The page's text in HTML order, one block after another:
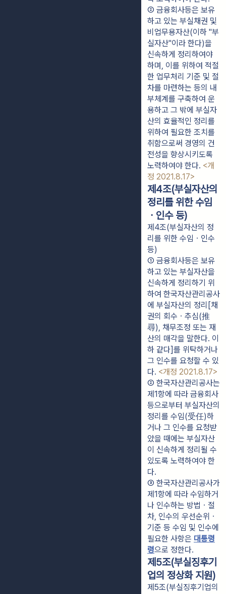
② 금융회사등은 보유
하고 있는 부실채권 및
비업무용자산(이하 "부
실자산"이라 한다)을
신속하게 정리하여야
하며, 이를 위하여 적절
한 업무처리 기준 및 절
차를 마련하는 등의 내
부체계를 구축하여 운
용하고 그 밖에 부실자
산의 효율적인 정리를
위하여 필요한 조치를
취함으로써 경영의 건
전성을 향상시키도록
노력하여야 한다. <개
정 2021.8.17>
제4조(부실자산의
정리를 위한 수임
ㆍ인수 등)
제4조(부실자산의 정
리를 위한 수임ㆍ인수
등)
① 금융회사등은 보유
하고 있는 부실자산을
신속하게 정리하기 위
하여 한국자산관리공사
에 부실자산의 정리[채
권의 회수ㆍ추심(推
尋), 채무조정 또는 재
산의 매각을 말한다. 이
하 같다]를 위탁하거나
그 인수를 요청할 수 있
다. <개정 2021.8.17>
② 한국자산관리공사는
제1항에 따라 금융회사
등으로부터 부실자산의
정리를 수임(受任)하
거나 그 인수를 요청받
았을 때에는 부실자산
이 신속하게 정리될 수
있도록 노력하여야 한
다.
③ 한국자산관리공사가
제1항에 따라 수임하거
나 인수하는 방법ㆍ절
차, 인수의 우선순위ㆍ
기준 등 수임 및 인수에
필요한 사항은 대통령
령으로 정한다.
제5조(부실징후기
업의 정상화 지원)
제5조(부실징후기업의